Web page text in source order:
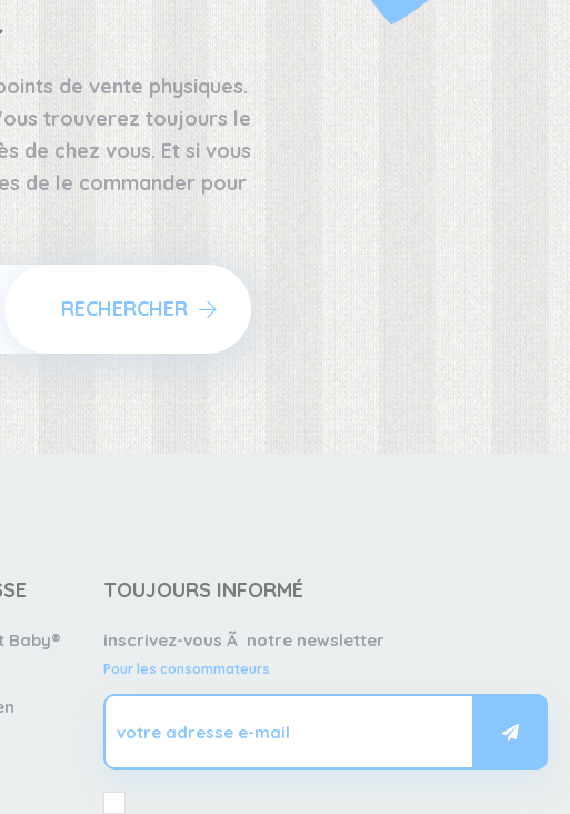
de vente physiques.
trouverez toujours le
de chez vous. Et si vous
de le commander pour
RECHERCHER
Baby®
TOUJOURS INFORMÉ
inscrivez-vous Ã notre newsletter
Pour les consommateurs